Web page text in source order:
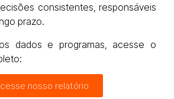
consistentes, responsáveis
prazo.
dados e programas, acesse o
nosso relatório